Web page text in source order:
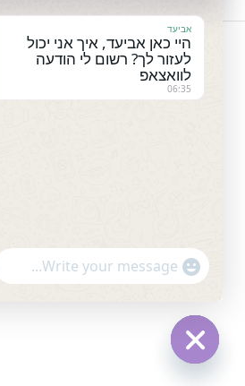
כל הזכויות שמורות לPC-PO נבנה ע"יאביעד
היי כאן אביעד, איך אני יכול
לעזור לך? רשום לי הודעה
לוואצאפ
06:35
"+chaty_settings.lang.emoji_picker+"
WhatsApp